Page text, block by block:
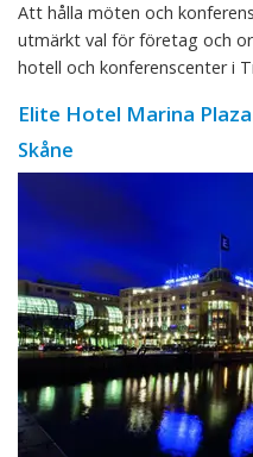
Att hålla möten och
utmärkt val för företag och
hotell och konferenscenter i
Elite Hotel Marina
Skåne